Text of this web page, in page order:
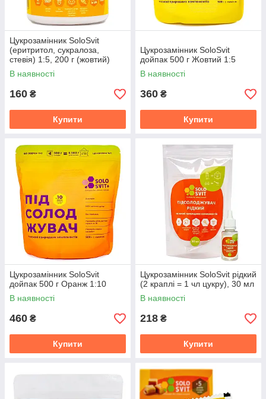
Цукрозамінник SoloSvit
(еритритол, сукралоза,
стевія) 1:5, 200 г (жовтий)
В наявності
160 ₴
Купити
Цукрозамінник SoloSvit
дойпак 500 г Жовтий 1:5
В наявності
360 ₴
Купити
Цукрозамінник SoloSvit
дойпак 500 г Оранж 1:10
В наявності
460 ₴
Купити
Цукрозамінник SoloSvit рідкий
(2 краплі = 1 чл цукру), 30 мл
В наявності
218 ₴
Купити